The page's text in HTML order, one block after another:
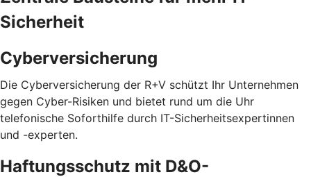
Sicherheit
Cyberversicherung
Die Cyberversicherung der R+V schützt Ihr Unternehmen
gegen Cyber-Risiken und bietet rund um die Uhr
telefonische Soforthilfe durch IT-Sicherheitsexpertinnen
und -experten.
Haftungsschutz mit D&O-